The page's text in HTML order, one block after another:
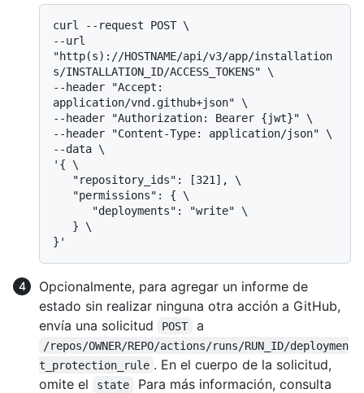
curl --request POST \
--url
"http(s)://HOSTNAME/api/v3/app/installation
s/INSTALLATION_ID/ACCESS_TOKENS" \
--header "Accept:
application/vnd.github+json" \
--header "Authorization: Bearer {jwt}" \
--header "Content-Type: application/json" \
--data \
'{ \
Opcionalmente, para agregar un informe de
estado sin realizar ninguna otra acción a GitHub,
envía una solicitud
POST a
/repos/OWNER/REPO/actions/runs/RUN_ID/deploymen
t_protection_rule . En el cuerpo de la solicitud,
omite el
state
Para más información, consulta